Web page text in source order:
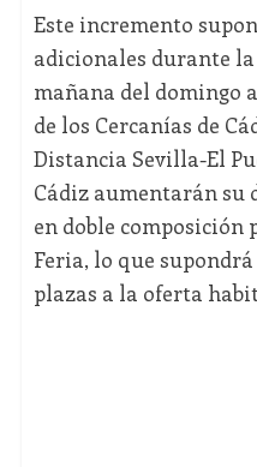
Este incremento
adicionales durante la
mañana del domingo
de los Cercanías de
Distancia Sevilla-El
Cádiz aumentarán su
en doble composición
Feria, lo que
plazas a la oferta